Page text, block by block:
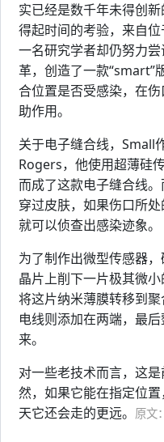
实已经是数千年未得创
得起时间的考验，来自
一名研究学者却仍努力
革，创造了一款“smart”
合位置是否受感染，在
助作用。
关于电子缝合线，Small
Rogers，他使用超薄硅
而成了这款电子缝合线
穿过皮肤，如果伤口所
就可以侦查出感染迹象。
为了制作出微型传感器
晶片上削下一片极其微
将这片纳米薄膜转移到
电线则添加在两端，最
来。
对一些老技术而言，这
然，如果它能在指定位
天它还会走的更远。 原文：